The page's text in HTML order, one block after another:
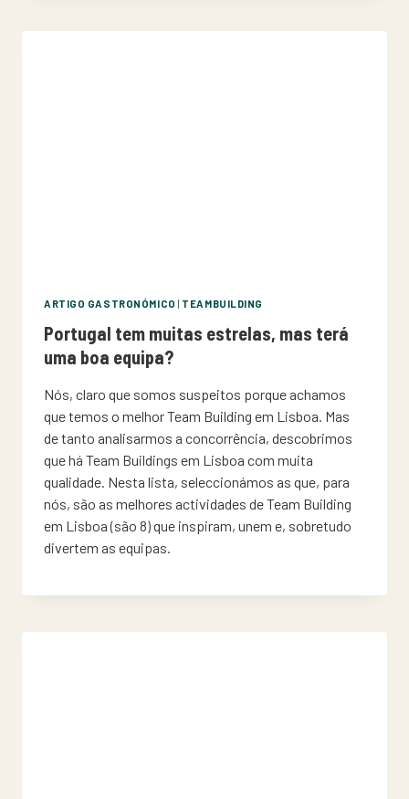
ARTIGO GASTRONÓMICO | TEAMBUILDING
Portugal tem muitas estrelas, mas terá
uma boa equipa?
Nós, claro que somos suspeitos porque achamos
que temos o melhor Team Building em Lisboa. Mas
de tanto analisarmos a concorrência, descobrimos
que há Team Buildings em Lisboa com muita
qualidade. Nesta lista, seleccionámos as que, para
nós, são as melhores actividades de Team Building
em Lisboa (são 8) que inspiram, unem e, sobretudo
divertem as equipas.